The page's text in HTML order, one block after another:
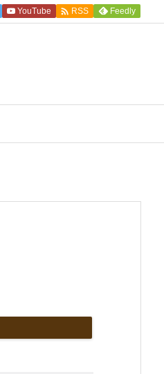
YouTube  RSS Feedly